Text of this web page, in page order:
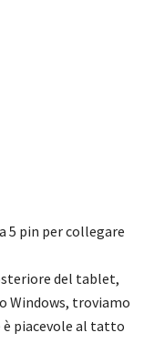
5 pin per collegare
del tablet,
Windows, troviamo
è piacevole al tatto